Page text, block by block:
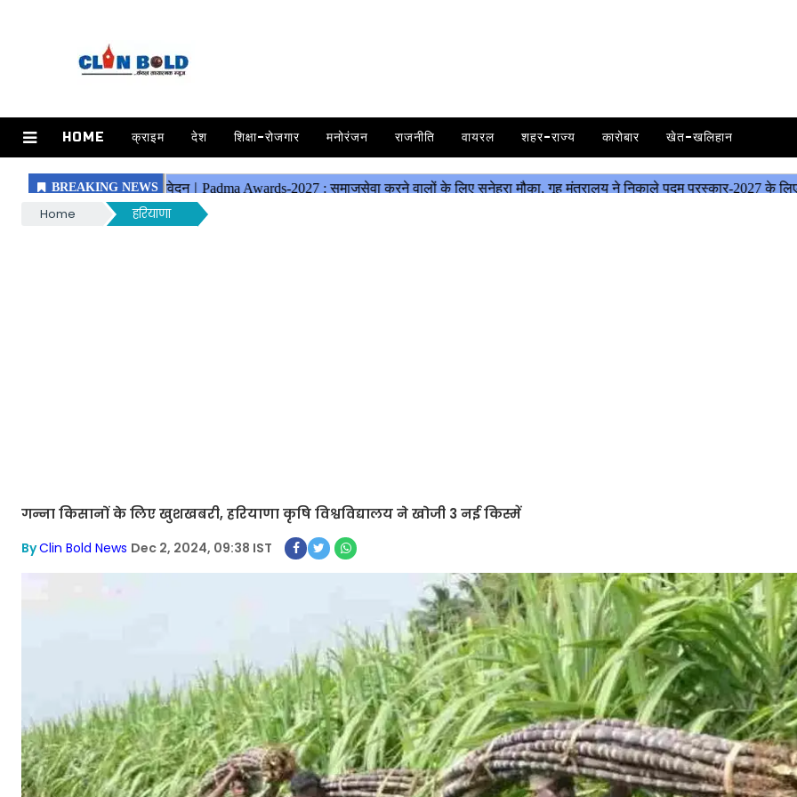
HOME क्राइम देश शिक्षा-रोजगार मनोरंजन राजनीति वायरल शहर-राज्य कारोबार खेत-खलिहान
Home हरियाणा
गन्ना किसानों के लिए खुशखबरी, हरियाणा कृषि विश्वविद्यालय ने खोजी 3 नई किस्में
ByClin Bold News Dec 2, 2024, 09:38 IST